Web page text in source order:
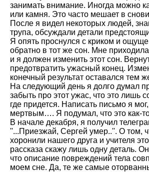
занимать внимание. Иногда можно
или камня. Это часто мешает в
После я видел некоторых людей,
трупа, обсуждали детали
Я опять проснулся с криком и
обратно в тот же сон. Мне
и я должен изменить этот сон.
предотвратить ужасный конец.
конечный результат оставался тем
На следующий день я долго думал
забыть про этот ужас, что это лишь
где придется. Написать письмо я
мертвым…. Я подумал, что это как-
В начале декабря, я получил
''...Приезжай, Сергей умер..''. О том,
хоронили нашего друга и учителя
рассказа скажу лишь одну деталь.
что описание повреждений тела
моем сне. Да, те же самые